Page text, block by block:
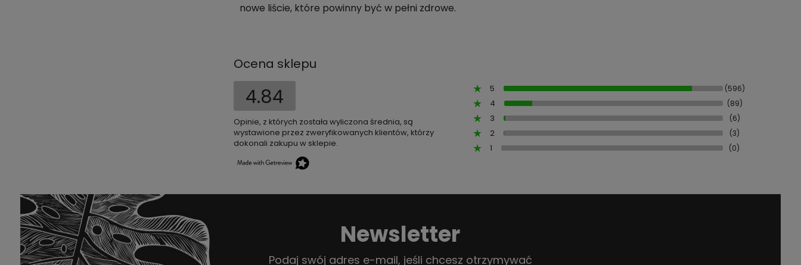
nowe liście, które powinny być w pełni zdrowe.
Ocena sklepu
4.84
Opinie, z których została wyliczona średnia, są
wystawione przez zweryfikowanych klientów, którzy
dokonali zakupu w sklepie.
5 (596)
4 (89)
3 (6)
2 (3)
1 (0)
Newsletter
Podaj swój adres e-mail, jeśli chcesz otrzymywać